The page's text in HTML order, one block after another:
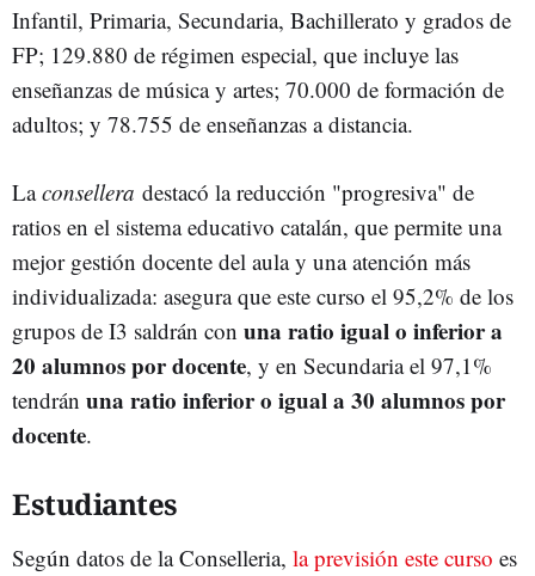
Infantil, Primaria, Secundaria, Bachillerato y grados de
FP; 129.880 de régimen especial, que incluye las
enseñanzas de música y artes; 70.000 de formación de
adultos; y 78.755 de enseñanzas a distancia.
Laconsellera destacó la reducción "progresiva" de
ratios en el sistema educativo catalán, que permite una
mejor gestión docente del aula y una atención más
individualizada: asegura que este curso el 95,2% de los
grupos de I3 saldrán con una ratio igual o inferior a
20 alumnos por docente, y en Secundaria el 97,1%
tendrán una ratio inferior o igual a 30 alumnos por
docente.
Estudiantes
Según datos de la Conselleria, la previsión este curso es